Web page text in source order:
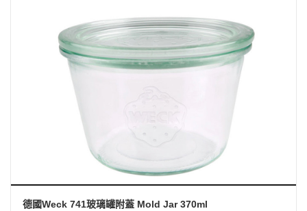
德國Weck 741玻璃罐附蓋 Mold Jar 370ml